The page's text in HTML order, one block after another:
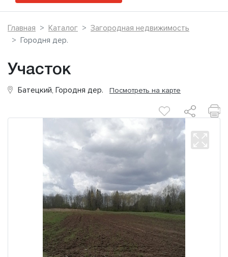
Главная Каталог
Загородная недвижимость
Городня дер.
Участок
Батецкий, Городня дер. Посмотреть на карте